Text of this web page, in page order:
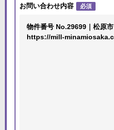
お問い合わせ内容 必須